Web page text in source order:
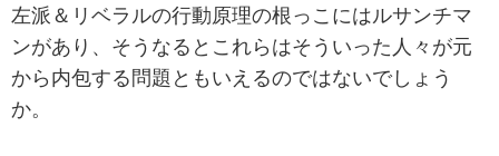
左派＆リベラルの行動原理の根っこにはルサンチマ
ンがあり、そうなるとこれらはそういった人々が元
から内包する問題ともいえるのではないでしょう
か。